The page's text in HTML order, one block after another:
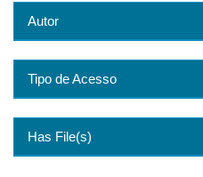
Autor
Tipo de Acesso
Has File(s)